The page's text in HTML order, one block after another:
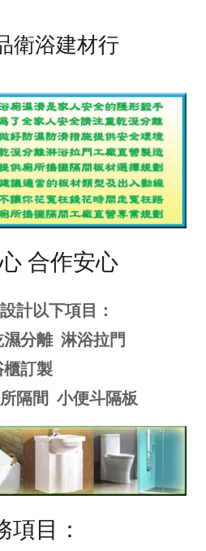
衛浴建材行
合作安心
計以下項目：
分離 淋浴拉門
櫃訂製
隔間 小便斗隔板
項目：